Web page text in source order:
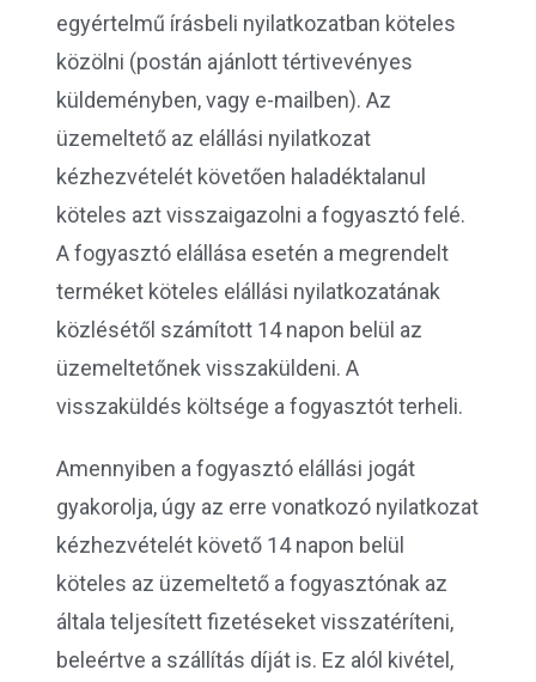
egyértelmű írásbeli nyilatkozatban köteles
közölni (postán ajánlott tértivevényes
küldeményben, vagy e-mailben). Az
üzemeltető az elállási nyilatkozat
kézhezvételét követően haladéktalanul
köteles azt visszaigazolni a fogyasztó felé.
A fogyasztó elállása esetén a megrendelt
terméket köteles elállási nyilatkozatának
közlésétől számított 14 napon belül az
üzemeltetőnek visszaküldeni. A
visszaküldés költsége a fogyasztót terheli.
Amennyiben a fogyasztó elállási jogát
gyakorolja, úgy az erre vonatkozó nyilatkozat
kézhezvételét követő 14 napon belül
köteles az üzemeltető a fogyasztónak az
általa teljesített fizetéseket visszatéríteni,
beleértve a szállítás díját is. Ez alól kivétel,